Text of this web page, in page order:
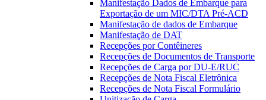
Manifestação Dados de Embarque para
Exportação de um MIC/DTA Pré-ACD
Manifestação de dados de Embarque
Manifestação de DAT
Recepções por Contêineres
Recepções de Documentos de Transporte
Recepções de Carga por DU-E/RUC
Recepções de Nota Fiscal Eletrônica
Recepções de Nota Fiscal Formulário